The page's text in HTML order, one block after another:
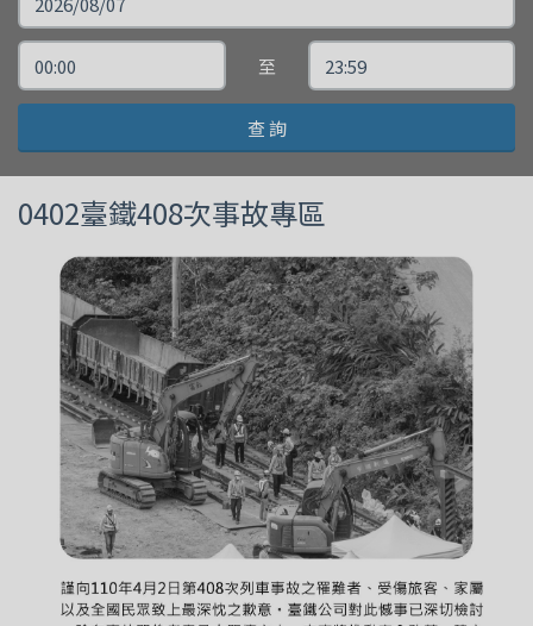
乘
發
間
至
發
間
查 詢
0402臺鐵408次事故專區